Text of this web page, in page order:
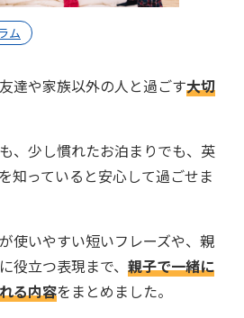
ム
達や家族以外の人と過ごす大切
、少し慣れたお泊まりでも、英
知っていると安心して過ごせま
使いやすい短いフレーズや、親
役立つ表現まで、 親子で一緒に
る内容をまとめました。